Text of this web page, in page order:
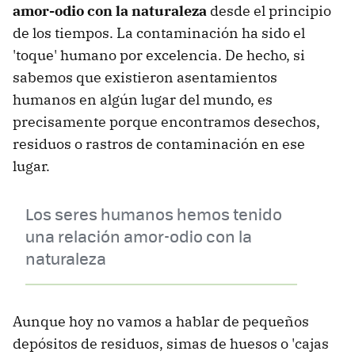
amor-odio con la naturaleza desde el principio
de los tiempos. La contaminación ha sido el
'toque' humano por excelencia. De hecho, si
sabemos que existieron asentamientos
humanos en algún lugar del mundo, es
precisamente porque encontramos desechos,
residuos o rastros de contaminación en ese
lugar.
Los seres humanos hemos tenido
una relación amor-odio con la
naturaleza
Aunque hoy no vamos a hablar de pequeños
depósitos de residuos, simas de huesos o 'cajas